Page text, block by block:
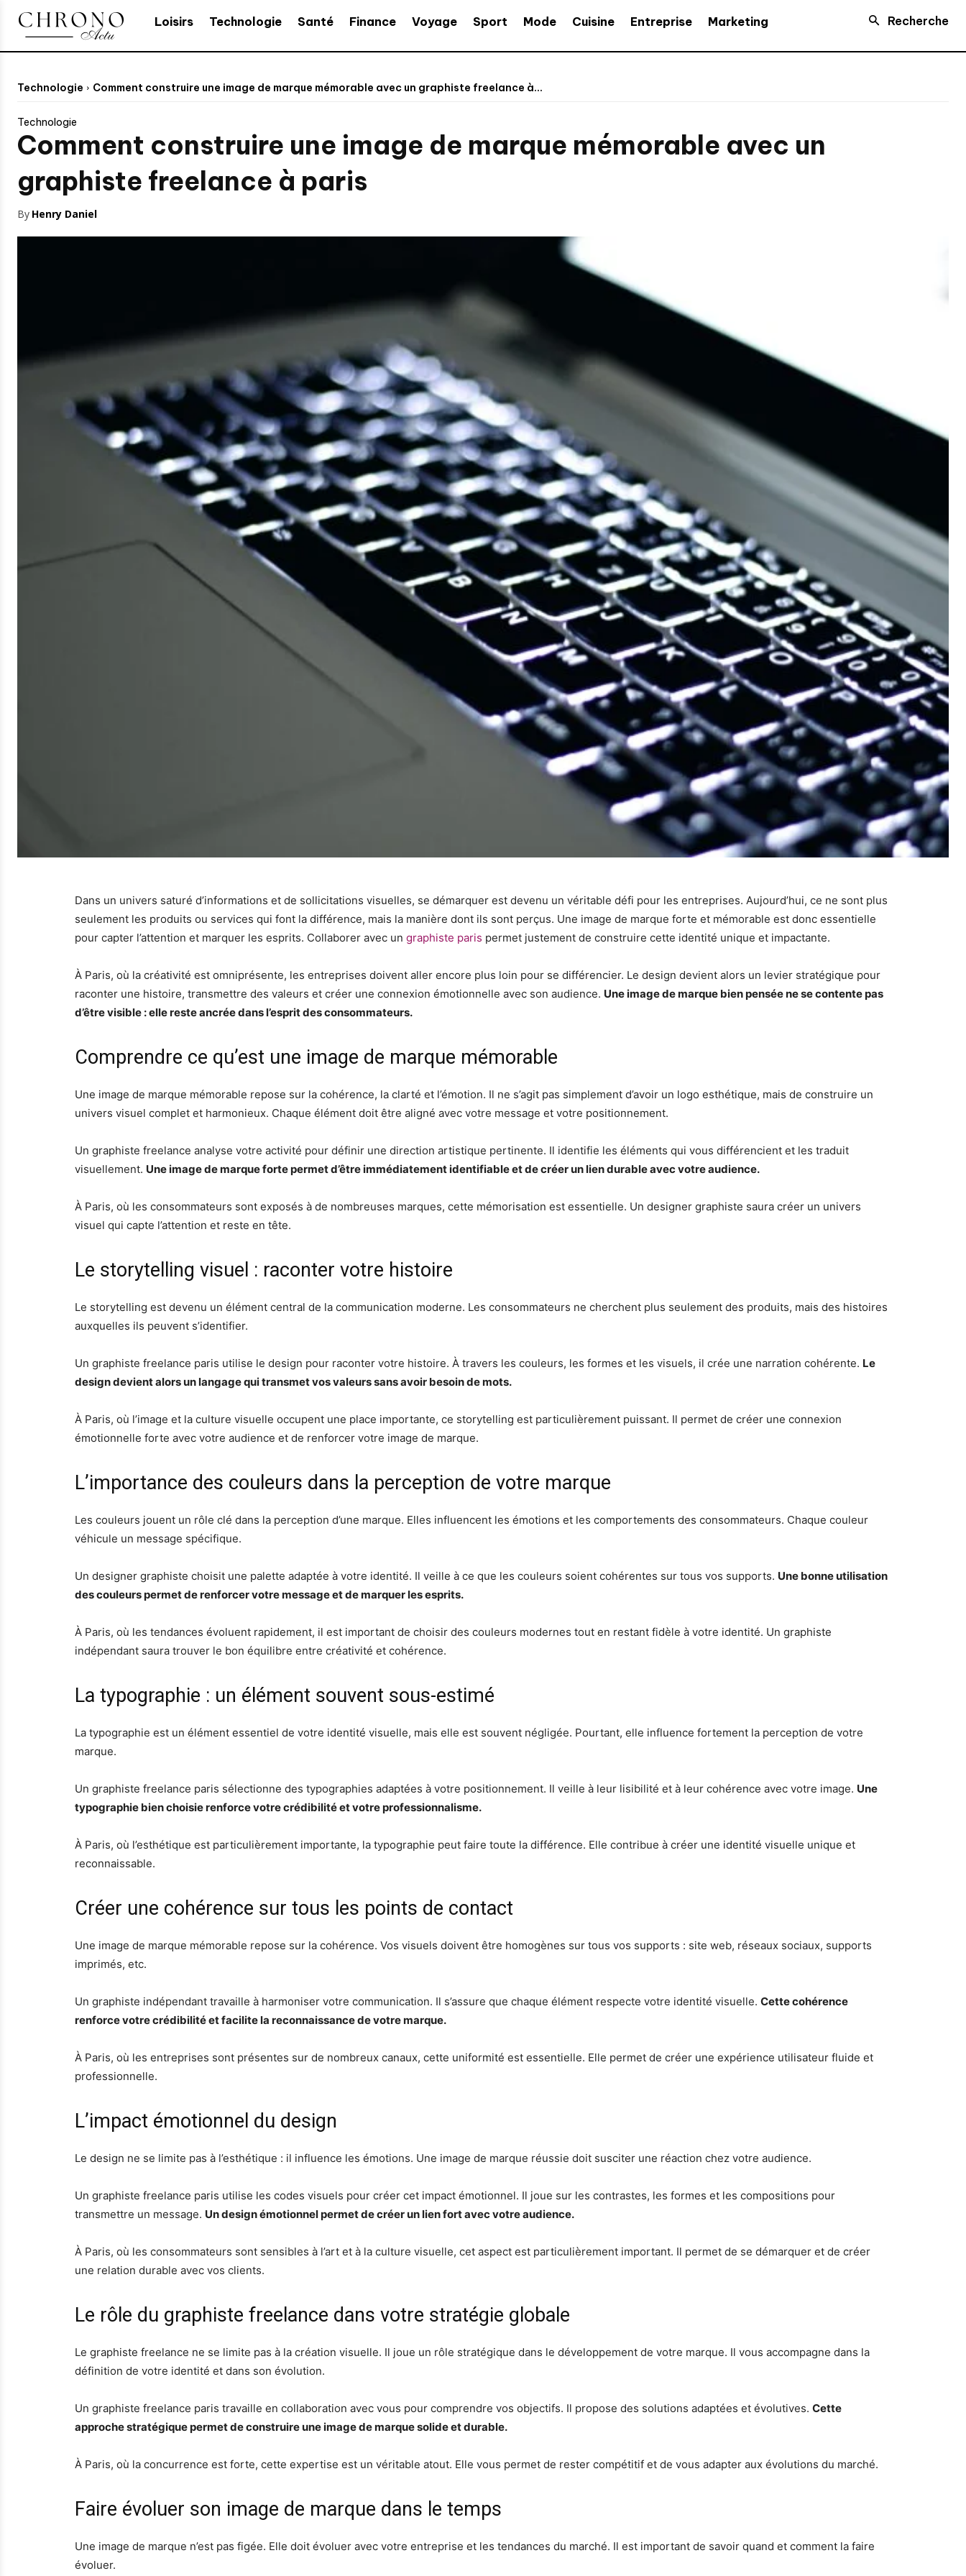
Loisirs Technologie Santé Finance Voyage Sport Mode Cuisine Entreprise Marketing Recherche
Technologie Comment construire une image de marque mémorable avec un graphiste freelance à...
Technologie
Comment construire une image de marque mémorable avec un
graphiste freelance à paris
By Henry Daniel
Dans un univers saturé d’informations et de sollicitations visuelles, se démarquer est devenu un véritable défi pour les entreprises. Aujourd’hui, ce ne sont plus
seulement les produits ou services qui font la différence, mais la manière dont ils sont perçus. Une image de marque forte et mémorable est donc essentielle
pour capter l’attention et marquer les esprits. Collaborer avec un graphiste paris permet justement de construire cette identité unique et impactante.
À Paris, où la créativité est omniprésente, les entreprises doivent aller encore plus loin pour se différencier. Le design devient alors un levier stratégique pour
raconter une histoire, transmettre des valeurs et créer une connexion émotionnelle avec son audience. Une image de marque bien pensée ne se contente pas
d’être visible : elle reste ancrée dans l’esprit des consommateurs.
Comprendre ce qu’est une image de marque mémorable
Une image de marque mémorable repose sur la cohérence, la clarté et l’émotion. Il ne s’agit pas simplement d’avoir un logo esthétique, mais de construire un
univers visuel complet et harmonieux. Chaque élément doit être aligné avec votre message et votre positionnement.
Un graphiste freelance analyse votre activité pour définir une direction artistique pertinente. Il identifie les éléments qui vous différencient et les traduit
visuellement. Une image de marque forte permet d’être immédiatement identifiable et de créer un lien durable avec votre audience.
À Paris, où les consommateurs sont exposés à de nombreuses marques, cette mémorisation est essentielle. Un designer graphiste saura créer un univers
visuel qui capte l’attention et reste en tête.
Le storytelling visuel : raconter votre histoire
Le storytelling est devenu un élément central de la communication moderne. Les consommateurs ne cherchent plus seulement des produits, mais des histoires
auxquelles ils peuvent s’identifier.
Un graphiste freelance paris utilise le design pour raconter votre histoire. À travers les couleurs, les formes et les visuels, il crée une narration cohérente. Le
design devient alors un langage qui transmet vos valeurs sans avoir besoin de mots.
À Paris, où l’image et la culture visuelle occupent une place importante, ce storytelling est particulièrement puissant. Il permet de créer une connexion
émotionnelle forte avec votre audience et de renforcer votre image de marque.
L’importance des couleurs dans la perception de votre marque
Les couleurs jouent un rôle clé dans la perception d’une marque. Elles influencent les émotions et les comportements des consommateurs. Chaque couleur
véhicule un message spécifique.
Un designer graphiste choisit une palette adaptée à votre identité. Il veille à ce que les couleurs soient cohérentes sur tous vos supports. Une bonne utilisation
des couleurs permet de renforcer votre message et de marquer les esprits.
À Paris, où les tendances évoluent rapidement, il est important de choisir des couleurs modernes tout en restant fidèle à votre identité. Un graphiste
indépendant saura trouver le bon équilibre entre créativité et cohérence.
La typographie : un élément souvent sous-estimé
La typographie est un élément essentiel de votre identité visuelle, mais elle est souvent négligée. Pourtant, elle influence fortement la perception de votre
marque.
Un graphiste freelance paris sélectionne des typographies adaptées à votre positionnement. Il veille à leur lisibilité et à leur cohérence avec votre image. Une
typographie bien choisie renforce votre crédibilité et votre professionnalisme.
À Paris, où l’esthétique est particulièrement importante, la typographie peut faire toute la différence. Elle contribue à créer une identité visuelle unique et
reconnaissable.
Créer une cohérence sur tous les points de contact
Une image de marque mémorable repose sur la cohérence. Vos visuels doivent être homogènes sur tous vos supports : site web, réseaux sociaux, supports
imprimés, etc.
Un graphiste indépendant travaille à harmoniser votre communication. Il s’assure que chaque élément respecte votre identité visuelle. Cette cohérence
renforce votre crédibilité et facilite la reconnaissance de votre marque.
À Paris, où les entreprises sont présentes sur de nombreux canaux, cette uniformité est essentielle. Elle permet de créer une expérience utilisateur fluide et
professionnelle.
L’impact émotionnel du design
Le design ne se limite pas à l’esthétique : il influence les émotions. Une image de marque réussie doit susciter une réaction chez votre audience.
Un graphiste freelance paris utilise les codes visuels pour créer cet impact émotionnel. Il joue sur les contrastes, les formes et les compositions pour
transmettre un message. Un design émotionnel permet de créer un lien fort avec votre audience.
À Paris, où les consommateurs sont sensibles à l’art et à la culture visuelle, cet aspect est particulièrement important. Il permet de se démarquer et de créer
une relation durable avec vos clients.
Le rôle du graphiste freelance dans votre stratégie globale
Le graphiste freelance ne se limite pas à la création visuelle. Il joue un rôle stratégique dans le développement de votre marque. Il vous accompagne dans la
définition de votre identité et dans son évolution.
Un graphiste freelance paris travaille en collaboration avec vous pour comprendre vos objectifs. Il propose des solutions adaptées et évolutives. Cette
approche stratégique permet de construire une image de marque solide et durable.
À Paris, où la concurrence est forte, cette expertise est un véritable atout. Elle vous permet de rester compétitif et de vous adapter aux évolutions du marché.
Faire évoluer son image de marque dans le temps
Une image de marque n’est pas figée. Elle doit évoluer avec votre entreprise et les tendances du marché. Il est important de savoir quand et comment la faire
évoluer.